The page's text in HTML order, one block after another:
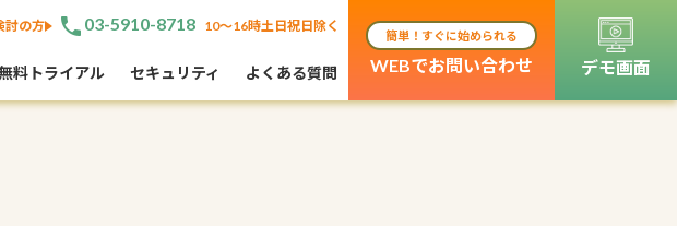
討の方 phone 03-5910-8718 10〜16時土日祝日除く
料トライアル セキュリティ よくある質問
簡単！すぐに始められる
WEBでお問い合わせ デモ画面